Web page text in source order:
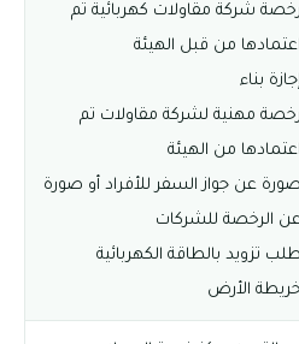
رخصة شركة مقاولات كهربائية تم
اعتمادها من قبل الهيئة
إجازة بناء
رخصة مهنية لشركة مقاولات تم
اعتمادها من الهيئة
صورة عن جواز السفر للأفراد أو صورة
الرخصة للشركات
طلب تزويد بالطاقة الكهربائية
خريطة الأرض